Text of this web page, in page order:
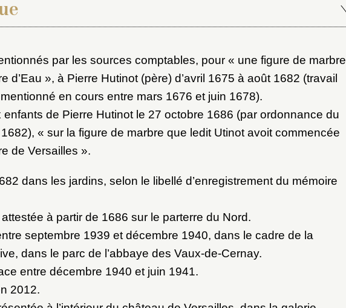
par les sources comptables, pour « une figure de marbre
d’Eau », à Pierre Hutinot (père) d’avril 1675 à août 1682 (travail
en cours entre mars 1676 et juin 1678).
enfants de Pierre Hutinot le 27 octobre 1686 (par ordonnance du
« sur la figure de marbre que ledit Utinot avoit commencée
de Versailles ».
dans les jardins, selon le libellé d’enregistrement du mémoire
à partir de 1686 sur le parterre du Nord.
septembre 1939 et décembre 1940, dans le cadre de la
dans le parc de l’abbaye des Vaux-de-Cernay.
entre décembre 1940 et juin 1941.
2012.
Envoyer